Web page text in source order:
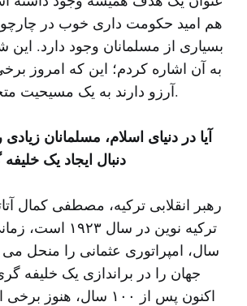
هم امید حکومت داری خوب در
بسیاری از مسلمانان وجود دارد. این
به آن اشاره کردم؛ این که امروز
آرزو دارند به یک مسیحیت متحد دست پیدا کنند.
آیا در دنیای اسلام، مسلمانان زیادی
دنبال ایجاد یک
رهبر انقلابی ترکیه، مصطفی کمال
سال، امپراتوری عثمانی را منحل
جهان را در براندازی یک خلیفه
اکنون پس از ۱۰۰ سال،